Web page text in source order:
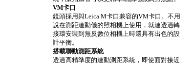
VM卡口
鏡頭採用與Leica M卡口兼容的VM卡口。不用
說在測距連動儀的照相機上使用，就連透過轉
接環安裝到無反數位相機上時還具有出色的設
計平衡。
搭載聯動測距系統
透過高精準度的連動測距系統，即使面對接近